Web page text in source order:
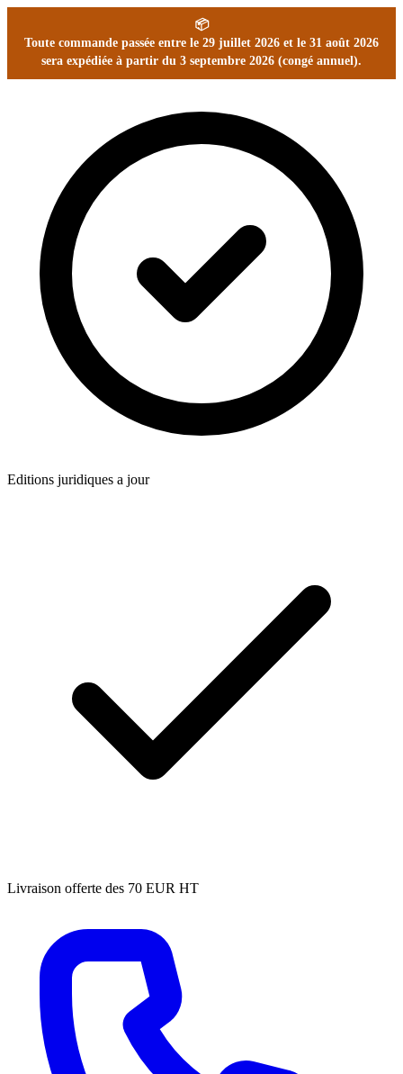
📦
Toute commande passée entre le 29 juillet 2026 et le 31 août 2026
sera expédiée à partir du 3 septembre 2026 (congé annuel).
Editions juridiques a jour
Livraison offerte des 70 EUR HT